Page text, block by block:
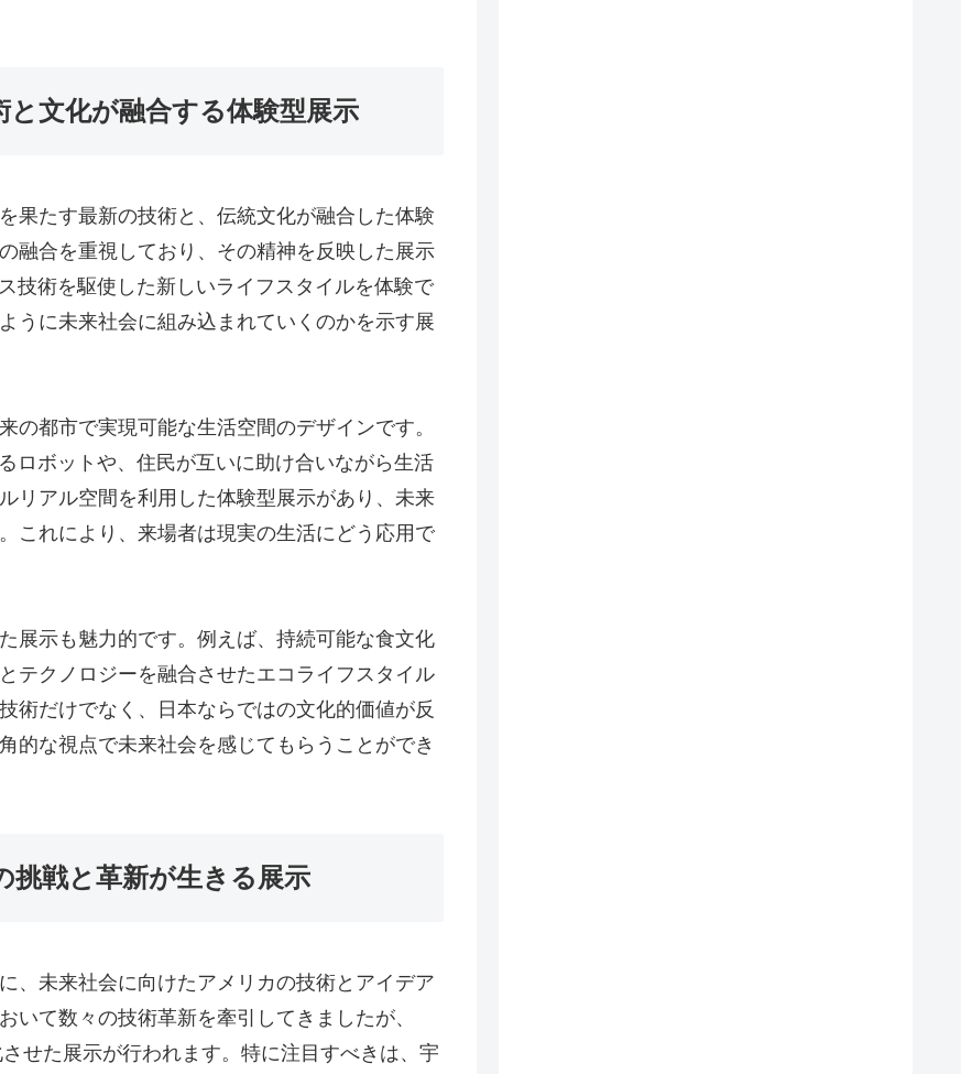
文化が融合する体験型展示
果たす最新の技術と、伝統文化が融合した体験
融合を重視しており、その精神を反映した展示
技術を駆使した新しいライフスタイルを体験で
うに未来社会に組み込まれていくのかを示す展
都市で実現可能な生活空間のデザインです。
ロボットや、住民が互いに助け合いながら生活
リアル空間を利用した体験型展示があり、未来
これにより、来場者は現実の生活にどう応用で
展示も魅力的です。例えば、持続可能な食文化
テクノロジーを融合させたエコライフスタイル
術だけでなく、日本ならではの文化的価値が反
的な視点で未来社会を感じてもらうことができ
挑戦と革新が生きる展示
、未来社会に向けたアメリカの技術とアイデア
いて数々の技術革新を牽引してきましたが、
せた展示が行われます。特に注目すべきは、宇